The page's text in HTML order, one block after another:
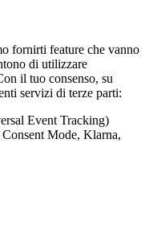
fornirti feature che vanno
di utilizzare
il tuo consenso, su
servizi di terze parti:
Event Tracking)
Mode, Klarna,